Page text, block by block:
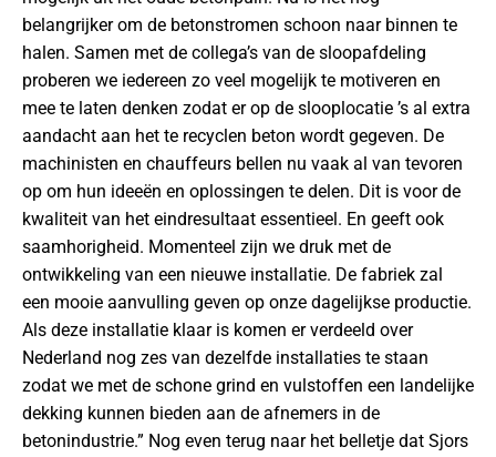
belangrijker om de betonstromen schoon naar binnen te
halen. Samen met de collega’s van de sloopafdeling
proberen we iedereen zo veel mogelijk te motiveren en
mee te laten denken zodat er op de slooplocatie ’s al extra
aandacht aan het te recyclen beton wordt gegeven. De
machinisten en chauffeurs bellen nu vaak al van tevoren
op om hun ideeën en oplossingen te delen. Dit is voor de
kwaliteit van het eindresultaat essentieel. En geeft ook
saamhorigheid. Momenteel zijn we druk met de
ontwikkeling van een nieuwe installatie. De fabriek zal
een mooie aanvulling geven op onze dagelijkse productie.
Als deze installatie klaar is komen er verdeeld over
Nederland nog zes van dezelfde installaties te staan
zodat we met de schone grind en vulstoffen een landelijke
dekking kunnen bieden aan de afnemers in de
betonindustrie.” Nog even terug naar het belletje dat Sjors